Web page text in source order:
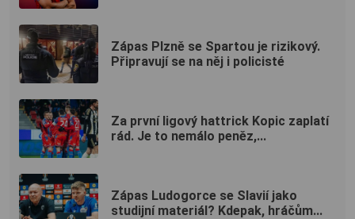
Zápas Plzně se Spartou je rizikový.
Připravují se na něj i policisté
Za první ligový hattrick Kopic zaplatí
rád. Je to nemálo peněz,...
Zápas Ludogorce se Slavií jako
studijní materiál? Kdepak, hráčům...